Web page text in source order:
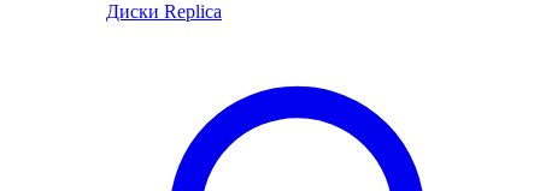
Диски Replica